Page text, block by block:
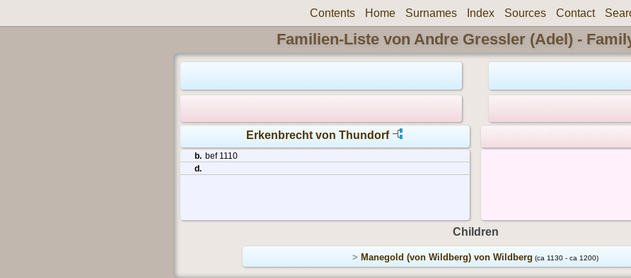
Contents Home Surnames Index Sources Contact
Familien-Liste von Andre Gressler (Adel) -
Erkenbrecht von Thundorf
b. bef 1110
d.
Children
> Manegold (von Wildberg) von Wildberg (ca 1130 - ca 1200)